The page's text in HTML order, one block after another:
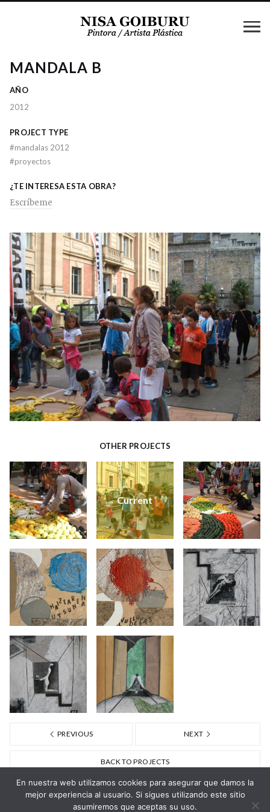
OTHER PROJECTS
Current
PREVIOUS NEXT
BACK TO PROJECTS
MANDALA B
AÑO
2012
PROJECT TYPE
#mandalas 2012
#proyectos
¿TE INTERESA ESTA OBRA?
Escríbeme
En nuestra web utilizamos cookies para asegurar que damos la
mejor experiencia al usuario. Si sigues utilizando este sitio
asumiremos que aceptas su uso.